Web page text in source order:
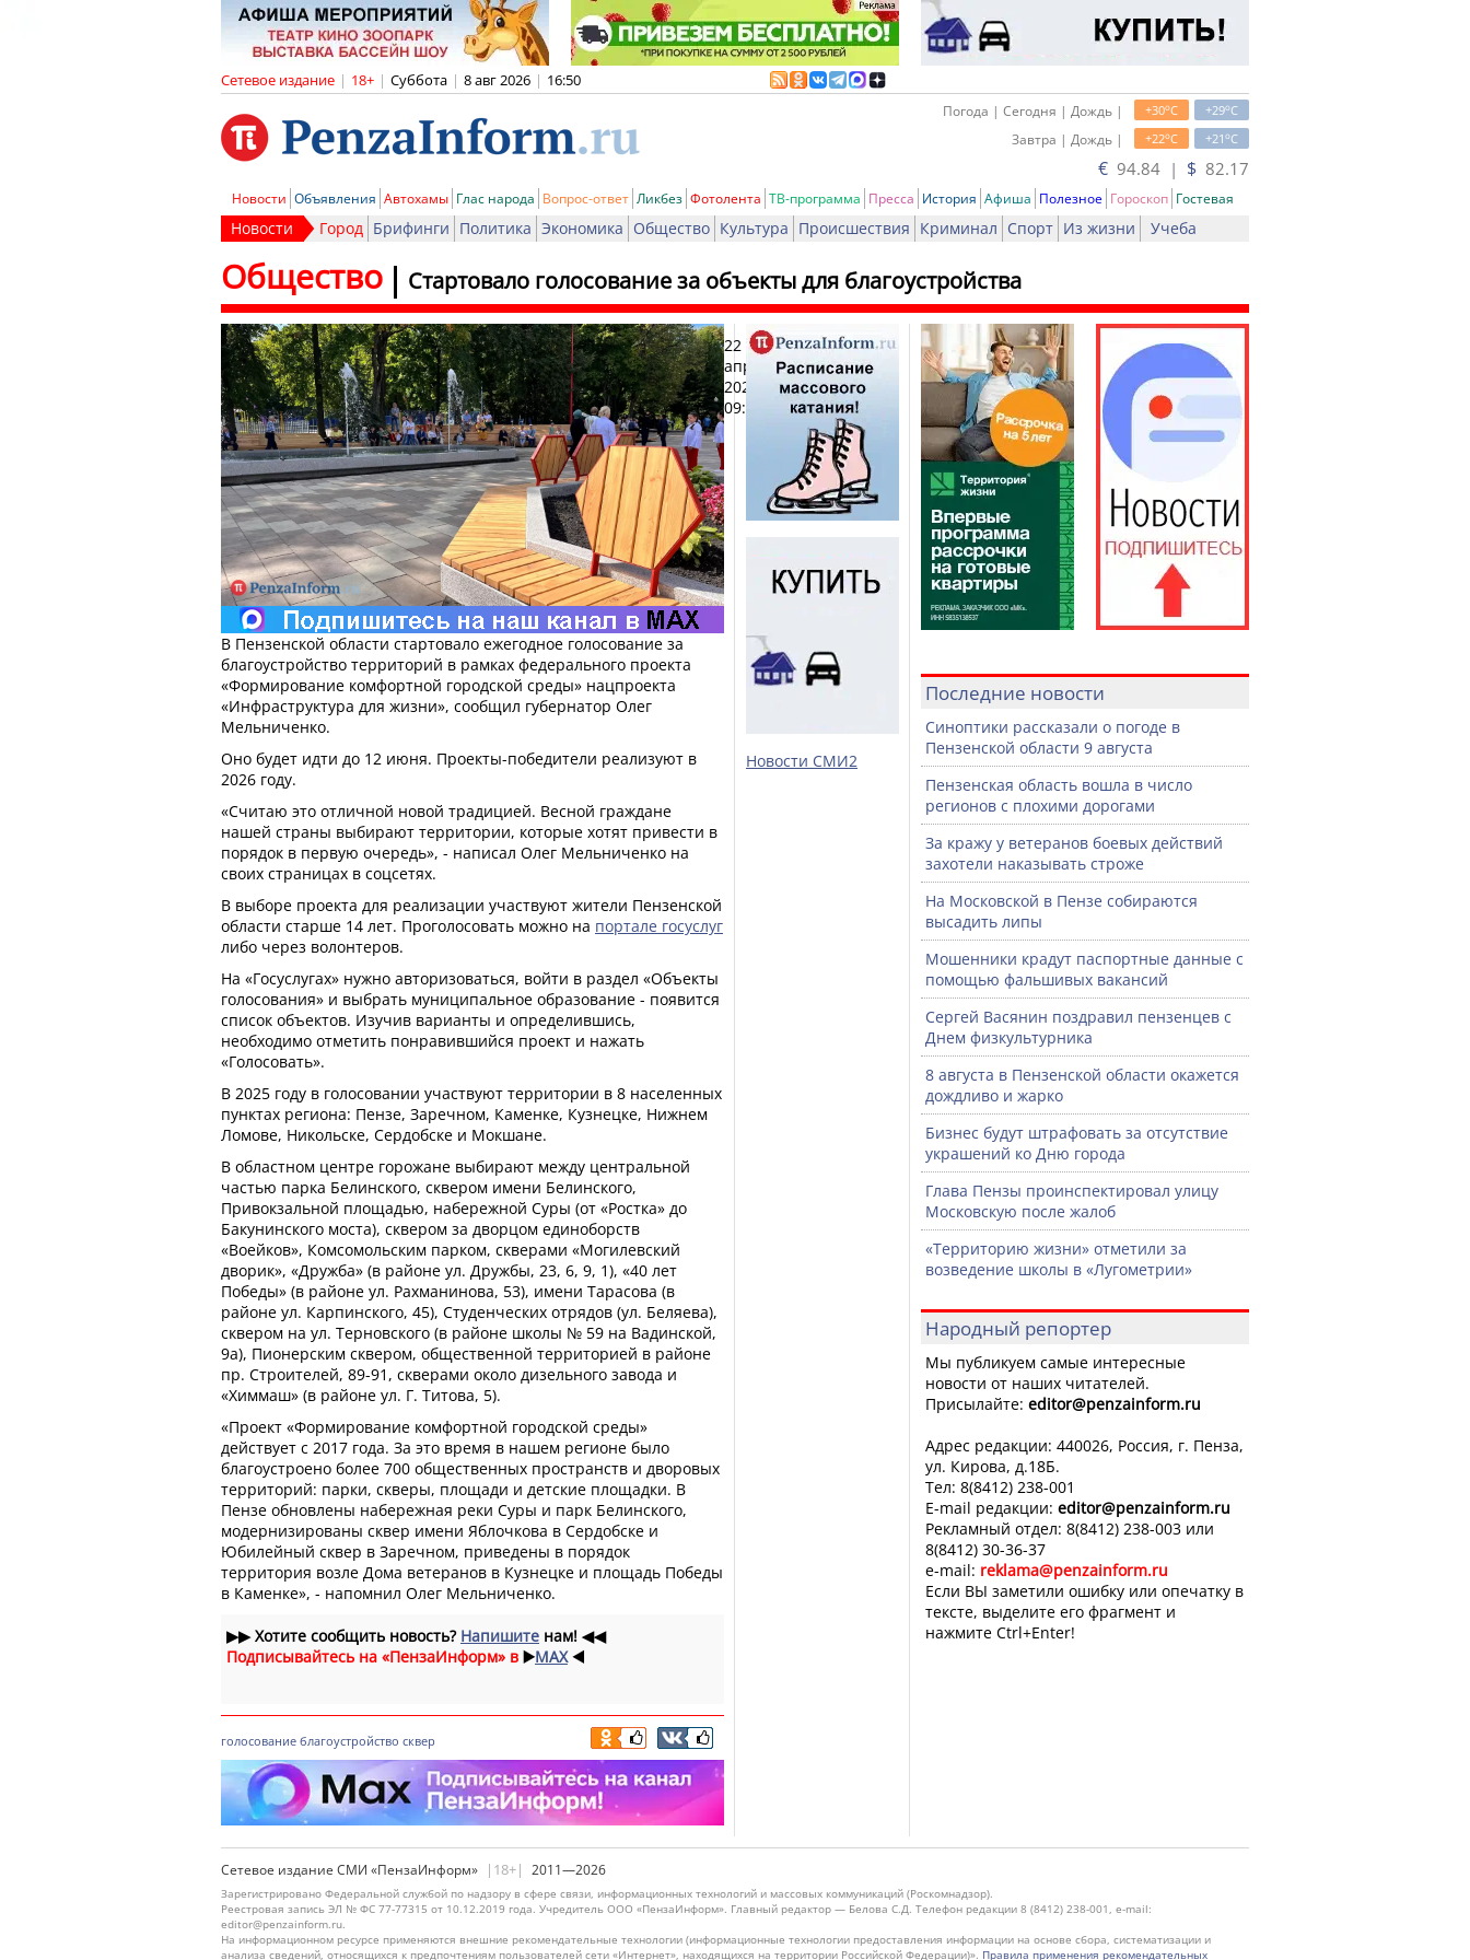
Сетевое издание | 18+ | Суббота | 8 авг 2026 | 16:50
+29oC
+30oC
Погода | Сегодня | Дождь |
+21oC
+22oC
Завтра | Дождь |
€ 94.84 | $ 82.17
Новости Объявления Автохамы Глас народа Вопрос-ответ Ликбез Фотолента ТВ-программа Пресса История Афиша Полезное Гороскоп Гостевая
Новости Город Брифинги Политика Экономика Общество Культура Происшествия Криминал Спорт Из жизни Учеба
Стартовало голосование за объекты для благоустройства
Общество
22
апреля
2025,
09:55
Печать
В Пензенской области стартовало ежегодное голосование за
благоустройство территорий в рамках федерального проекта
«Формирование комфортной городской среды» нацпроекта
«Инфраструктура для жизни», сообщил губернатор Олег
Мельниченко.
Оно будет идти до 12 июня. Проекты-победители реализуют в
2026 году.
«Считаю это отличной новой традицией. Весной граждане
нашей страны выбирают территории, которые хотят привести в
порядок в первую очередь», - написал Олег Мельниченко на
своих страницах в соцсетях.
В выборе проекта для реализации участвуют жители Пензенской
области старше 14 лет. Проголосовать можно на портале госуслуг
либо через волонтеров.
На «Госуслугах» нужно авторизоваться, войти в раздел «Объекты
голосования» и выбрать муниципальное образование - появится
список объектов. Изучив варианты и определившись,
необходимо отметить понравившийся проект и нажать
«Голосовать».
В 2025 году в голосовании участвуют территории в 8 населенных
пунктах региона: Пензе, Заречном, Каменке, Кузнецке, Нижнем
Ломове, Никольске, Сердобске и Мокшане.
В областном центре горожане выбирают между центральной
частью парка Белинского, сквером имени Белинского,
Привокзальной площадью, набережной Суры (от «Ростка» до
Бакунинского моста), сквером за дворцом единоборств
«Воейков», Комсомольским парком, скверами «Могилевский
дворик», «Дружба» (в районе ул. Дружбы, 23, 6, 9, 1), «40 лет
Победы» (в районе ул. Рахманинова, 53), имени Тарасова (в
районе ул. Карпинского, 45), Студенческих отрядов (ул. Беляева),
сквером на ул. Терновского (в районе школы № 59 на Вадинской,
9а), Пионерским сквером, общественной территорией в районе
пр. Строителей, 89-91, скверами около дизельного завода и
«Химмаш» (в районе ул. Г. Титова, 5).
«Проект «Формирование комфортной городской среды»
действует с 2017 года. За это время в нашем регионе было
благоустроено более 700 общественных пространств и дворовых
территорий: парки, скверы, площади и детские площадки. В
Пензе обновлены набережная реки Суры и парк Белинского,
модернизированы сквер имени Яблочкова в Сердобске и
Юбилейный сквер в Заречном, приведены в порядок
территория возле Дома ветеранов в Кузнецке и площадь Победы
в Каменке», - напомнил Олег Мельниченко.
▶▶Хотите сообщить новость? Напишите нам! ◀◀
Подписывайтесь на «ПензаИнформ» в ▶️MAX ◀️
голосование благоустройство сквер
Новости СМИ2
Последние новости
Синоптики рассказали о погоде в
Пензенской области 9 августа
Пензенская область вошла в число
регионов с плохими дорогами
За кражу у ветеранов боевых действий
захотели наказывать строже
На Московской в Пензе собираются
высадить липы
Мошенники крадут паспортные данные с
помощью фальшивых вакансий
Сергей Васянин поздравил пензенцев с
Днем физкультурника
8 августа в Пензенской области окажется
дождливо и жарко
Бизнес будут штрафовать за отсутствие
украшений ко Дню города
Глава Пензы проинспектировал улицу
Московскую после жалоб
«Территорию жизни» отметили за
возведение школы в «Лугометрии»
Народный репортер
Мы публикуем самые интересные
новости от наших читателей.
Присылайте: editor@penzainform.ru
Адрес редакции: 440026, Россия, г. Пенза,
ул. Кирова, д.18Б.
Тел: 8(8412) 238-001
E-mail редакции: editor@penzainform.ru
Рекламный отдел: 8(8412) 238-003 или
8(8412) 30-36-37
e-mail: reklama@penzainform.ru
Если ВЫ заметили ошибку или опечатку в
тексте, выделите его фрагмент и
нажмите Ctrl+Enter!
Сетевое издание СМИ «ПензаИнформ» |18+| 2011—2026
Зарегистрировано Федеральной службой по надзору в сфере связи, информационных технологий и массовых коммуникаций (Роскомнадзор).
Реестровая запись ЭЛ № ФС 77-77315 от 10.12.2019 года. Учредитель ООО «ПензаИнформ». Главный редактор — Белова С.Д. Телефон редакции 8 (8412) 238-001, e-mail:
editor@penzainform.ru.
На информационном ресурсе применяются внешние рекомендательные технологии (информационные технологии предоставления информации на основе сбора, систематизации и
анализа сведений, относящихся к предпочтениям пользователей сети «Интернет», находящихся на территории Российской Федерации)». Правила применения рекомендательных